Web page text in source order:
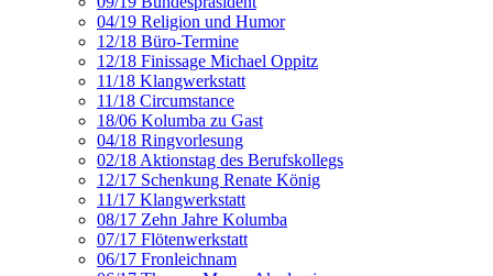
04/19 Religion und Humor
12/18 Büro-Termine
12/18 Finissage Michael Oppitz
11/18 Klangwerkstatt
11/18 Circumstance
18/06 Kolumba zu Gast
04/18 Ringvorlesung
02/18 Aktionstag des Berufskollegs
12/17 Schenkung Renate König
11/17 Klangwerkstatt
08/17 Zehn Jahre Kolumba
07/17 Flötenwerkstatt
06/17 Fronleichnam